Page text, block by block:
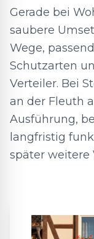
Gerade bei
saubere
Wege,
Schutzarten
Verteiler. Bei
an der Fleuth
Ausführung,
langfristig
später weitere